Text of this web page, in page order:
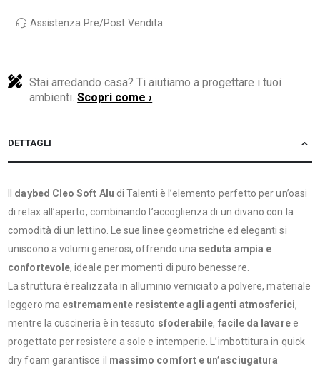
Assistenza Pre/Post Vendita
Stai arredando casa? Ti aiutiamo a progettare i tuoi
ambienti.Scopri come ›
DETTAGLI
daybed Cleo Soft Alu di Talenti è l’elemento perfetto per un’oasi
di relax all’aperto, combinando l’accoglienza di un divano con la
comodità di un lettino. Le sue linee geometriche ed eleganti si
uniscono a volumi generosi, offrendo una seduta ampia e
confortevole, ideale per momenti di puro benessere.
La struttura è realizzata in alluminio verniciato a polvere, materiale
leggero ma estremamente resistente agli agenti atmosferici,
mentre la cuscineria è in tessuto sfoderabile, facile da lavaree
progettato per resistere a sole e intemperie. L’imbottitura in quick
dry foam garantisce il massimo comfort e un’asciugatura